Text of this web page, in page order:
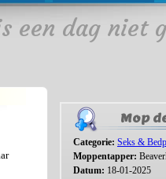
een dag niet
Mop
Categorie: Seks &
Moppentapper:
Datum: 18-01-2025